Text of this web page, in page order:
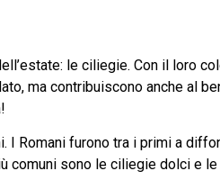
le ciliegie. Con il loro
ma contribuiscono anche al
Romani furono tra i primi a
comuni sono le ciliegie dolci e